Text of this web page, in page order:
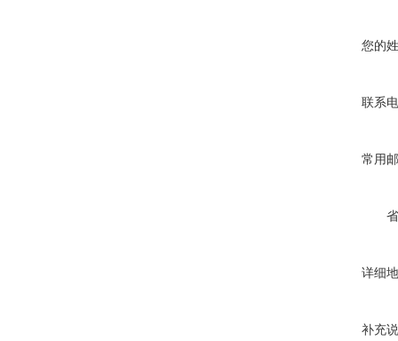
您的
联系
常用
详细
补充